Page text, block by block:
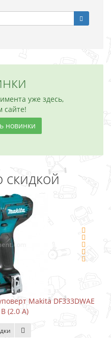
уже здесь,
сайте!
новинки
Makita DF333DWAE